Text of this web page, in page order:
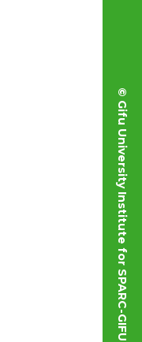
© Gifu University Institute for SPARC-GIFU